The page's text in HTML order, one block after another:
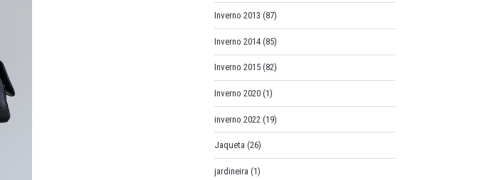
Inverno 2013 (87)
Inverno 2014 (85)
Inverno 2015 (82)
Inverno 2020 (1)
inverno 2022 (19)
Jaqueta (26)
jardineira (1)